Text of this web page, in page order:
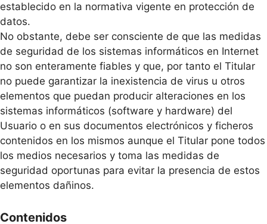
establecido en la normativa vigente en protección de
datos.
No obstante, debe ser consciente de que las medidas
de seguridad de los sistemas informáticos en Internet
no son enteramente fiables y que, por tanto el Titular
no puede garantizar la inexistencia de virus u otros
elementos que puedan producir alteraciones en los
sistemas informáticos (software y hardware) del
Usuario o en sus documentos electrónicos y ficheros
contenidos en los mismos aunque el Titular pone todos
los medios necesarios y toma las medidas de
seguridad oportunas para evitar la presencia de estos
elementos dañinos.
Contenidos